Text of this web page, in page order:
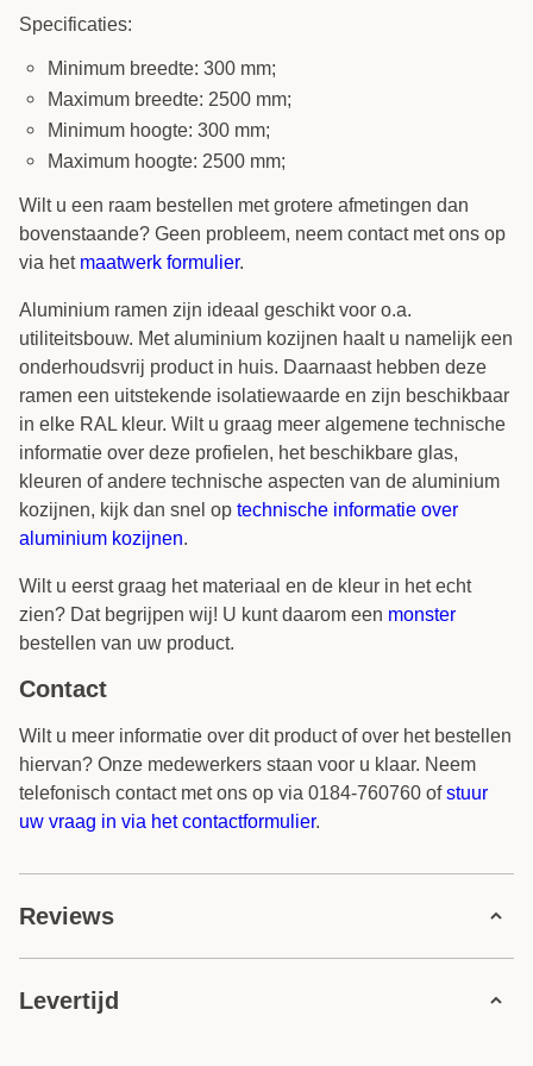
Specificaties:
Minimum breedte: 300 mm;
Maximum breedte: 2500 mm;
Minimum hoogte: 300 mm;
Maximum hoogte: 2500 mm;
Wilt u een raam bestellen met grotere afmetingen dan
bovenstaande? Geen probleem, neem contact met ons op
via het maatwerk formulier.
Aluminium ramen zijn ideaal geschikt voor o.a.
utiliteitsbouw. Met aluminium kozijnen haalt u namelijk een
onderhoudsvrij product in huis. Daarnaast hebben deze
ramen een uitstekende isolatiewaarde en zijn beschikbaar
in elke RAL kleur. Wilt u graag meer algemene technische
informatie over deze profielen, het beschikbare glas,
kleuren of andere technische aspecten van de aluminium
kozijnen, kijk dan snel op technische informatie over
aluminium kozijnen.
Wilt u eerst graag het materiaal en de kleur in het echt
zien? Dat begrijpen wij! U kunt daarom een monster
bestellen van uw product.
Contact
Wilt u meer informatie over dit product of over het bestellen
hiervan? Onze medewerkers staan voor u klaar. Neem
telefonisch contact met ons op via 0184-760760 ofstuur
uw vraag in via het contactformulier.
Reviews
Levertijd